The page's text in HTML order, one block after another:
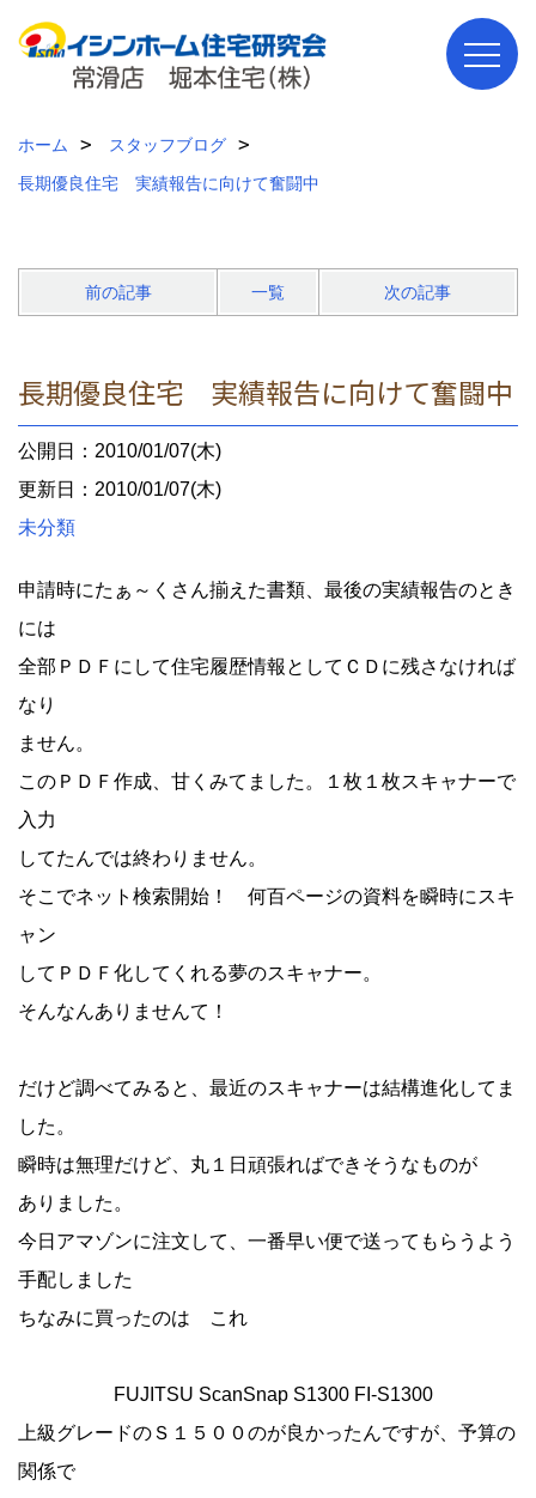
ホーム
スタッフブログ
長期優良住宅 実績報告に向けて奮闘中
前の記事 一覧 次の記事
長期優良住宅 実績報告に向けて奮闘中
公開日：2010/01/07(木)
更新日：2010/01/07(木)
未分類
申請時にたぁ～くさん揃えた書類、最後の実績報告のとき
には
全部ＰＤＦにして住宅履歴情報としてＣＤに残さなければ
なり
ません。
このＰＤＦ作成、甘くみてました。１枚１枚スキャナーで
入力
してたんでは終わりません。
そこでネット検索開始！ 何百ページの資料を瞬時にスキ
ャン
してＰＤＦ化してくれる夢のスキャナー。
そんなんありませんて！
だけど調べてみると、最近のスキャナーは結構進化してま
した。
瞬時は無理だけど、丸１日頑張ればできそうなものが
ありました。
今日アマゾンに注文して、一番早い便で送ってもらうよう
手配しました
ちなみに買ったのは これ
FUJITSU ScanSnap S1300 FI-S1300
上級グレードのＳ１５００のが良かったんですが、予算の
関係で